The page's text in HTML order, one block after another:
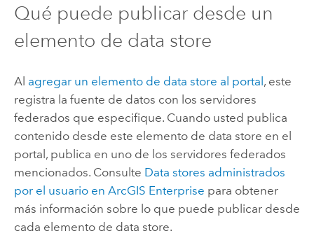
Qué puede publicar desde un
elemento de data store
Al agregar un elemento de data store al portal , este
registra la fuente de datos con los servidores
federados que especifique. Cuando usted publica
contenido desde este elemento de data store en el
portal, publica en uno de los servidores federados
mencionados. Consulte Data stores administrados
por el usuario en ArcGIS Enterprise para obtener
más información sobre lo que puede publicar desde
cada elemento de data store.